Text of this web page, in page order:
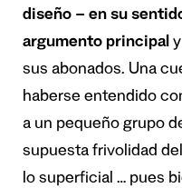
diseño – en su
argumento principal
sus abonados. Una
haberse entendido
a un pequeño grupo
supuesta frivolidad
lo superficial … pues